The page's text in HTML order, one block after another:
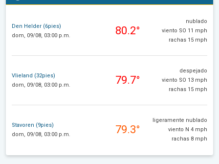
Den Helder (6pies)
dom, 09/08, 03:00 p.m.
80.2°
nublado
viento SO 11 mph
rachas 15 mph
Vlieland (32pies)
dom, 09/08, 03:00 p.m.
79.7°
despejado
viento SO 13 mph
rachas 15 mph
Stavoren (9pies)
dom, 09/08, 03:00 p.m.
79.3°
ligeramente nublado
viento N 4 mph
rachas 8 mph